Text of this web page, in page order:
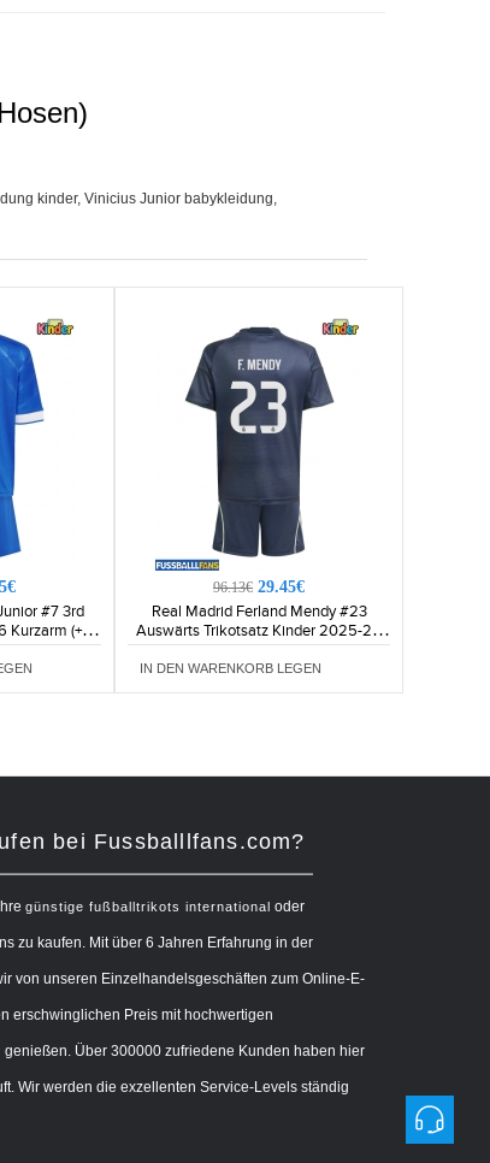
kinder, Vinicius Junior babykleidung,
#7 3rd
Kurzarm (+
96.13€ 29.45€
Real Madrid Ferland Mendy #23
Auswärts Trikotsatz Kinder 2025-26
Kurzarm (+ Kurze Hosen)
IN DEN WARENKORB LEGEN
bei Fussballlfans.com?
günstige fußballtrikots international oder
zu kaufen. Mit über 6 Jahren Erfahrung in der
von unseren Einzelhandelsgeschäften zum Online-E-
erschwinglichen Preis mit hochwertigen
genießen. Über 300000 zufriedene Kunden haben hier
Wir werden die exzellenten Service-Levels ständig